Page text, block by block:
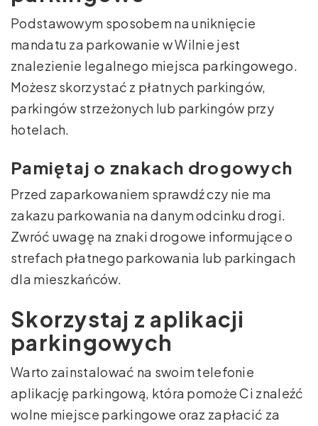
Podstawowym sposobem na uniknięcie
mandatu za parkowanie w Wilnie jest
znalezienie legalnego miejsca parkingowego.
Możesz skorzystać z płatnych parkingów,
parkingów strzeżonych lub parkingów przy
hotelach.
Pamiętaj o znakach drogowych
Przed zaparkowaniem sprawdź czy nie ma
zakazu parkowania na danym odcinku drogi.
Zwróć uwagę na znaki drogowe informujące o
strefach płatnego parkowania lub parkingach
dla mieszkańców.
Skorzystaj z aplikacji
parkingowych
Warto zainstalować na swoim telefonie
aplikację parkingową, która pomoże Ci znaleźć
wolne miejsce parkingowe oraz zapłacić za